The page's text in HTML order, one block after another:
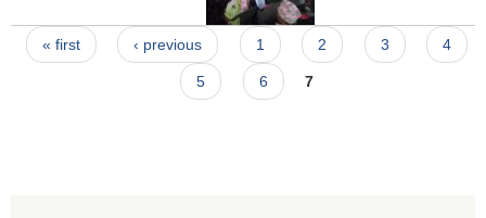
Pages
« first ‹ previous 1 2 3 4
5 6 7